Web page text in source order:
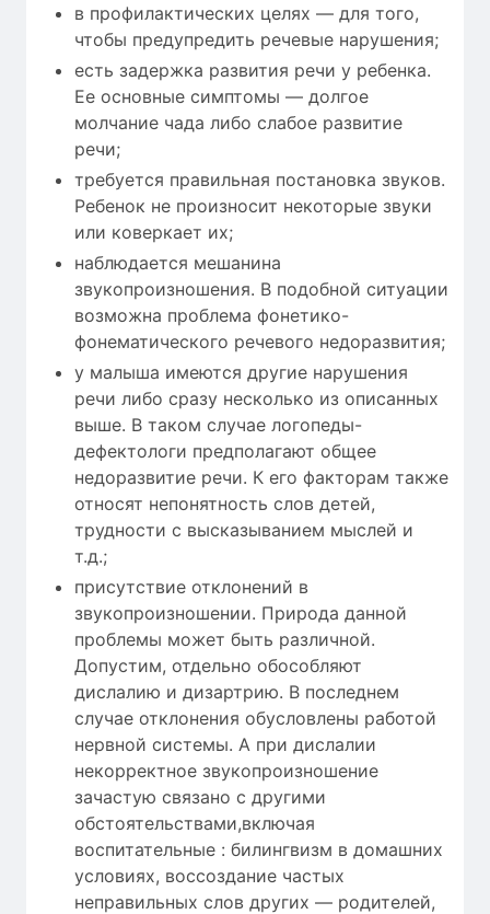
в профилактических целях — для того,
чтобы предупредить речевые нарушения;
есть задержка развития речи у ребенка.
Ее основные симптомы — долгое
молчание чада либо слабое развитие
речи;
требуется правильная постановка звуков.
Ребенок не произносит некоторые звуки
или коверкает их;
наблюдается мешанина
звукопроизношения. В подобной ситуации
возможна проблема фонетико-
фонематического речевого недоразвития;
у малыша имеются другие нарушения
речи либо сразу несколько из описанных
выше. В таком случае логопеды-
дефектологи предполагают общее
недоразвитие речи. К его факторам также
относят непонятность слов детей,
трудности с высказыванием мыслей и
т.д.;
присутствие отклонений в
звукопроизношении. Природа данной
проблемы может быть различной.
Допустим, отдельно обособляют
дислалию и дизартрию. В последнем
случае отклонения обусловлены работой
нервной системы. А при дислалии
некорректное звукопроизношение
зачастую связано с другими
обстоятельствами,включая
воспитательные : билингвизм в домашних
условиях, воссоздание частых
неправильных слов других — родителей,